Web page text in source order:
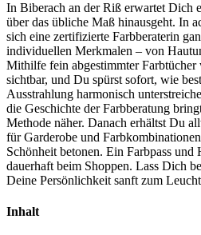
In Biberach an der Riß erwartet Dich
über das übliche Maß hinausgeht. In
sich eine zertifizierte Farbberaterin
individuellen Merkmalen – von
Mithilfe fein abgestimmter
sichtbar, und Du spürst sofort, wie
Ausstrahlung harmonisch
die Geschichte der Farbberatung
Methode näher. Danach erhältst Du
für Garderobe und
Schönheit betonen. Ein Farbpass
dauerhaft beim Shoppen. Lass Dich
Deine Persönlichkeit sanft zum
Inhalt